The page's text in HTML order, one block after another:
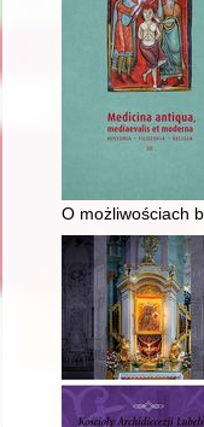
O możliwościach